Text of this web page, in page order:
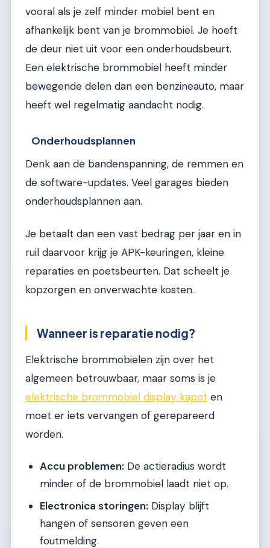
vooral als je zelf minder mobiel bent en
afhankelijk bent van je brommobiel. Je hoeft
de deur niet uit voor een onderhoudsbeurt.
Een elektrische brommobiel heeft minder
bewegende delen dan een benzineauto, maar
heeft wel regelmatig aandacht nodig.
Onderhoudsplannen
Denk aan de bandenspanning, de remmen en
de software-updates. Veel garages bieden
onderhoudsplannen aan.
Je betaalt dan een vast bedrag per jaar en in
ruil daarvoor krijg je APK-keuringen, kleine
reparaties en poetsbeurten. Dat scheelt je
kopzorgen en onverwachte kosten.
Wanneer is reparatie nodig?
Elektrische brommobielen zijn over het
algemeen betrouwbaar, maar soms is je
elektrische brommobiel display kapot en
moet er iets vervangen of gerepareerd
worden.
Accu problemen: De actieradius wordt
minder of de brommobiel laadt niet op.
Electronica storingen: Display blijft
hangen of sensoren geven een
foutmelding.